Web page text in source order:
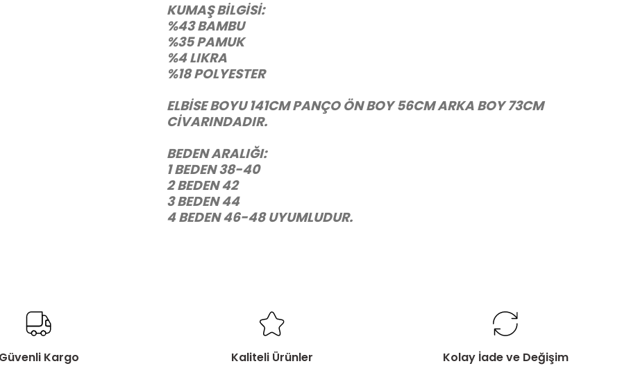
KUMAŞ BİLGİSİ:
%43 BAMBU
%35 PAMUK
%4 LIKRA
%18 POLYESTER
ELBİSE BOYU 141CM PANÇO ÖN BOY 56CM ARKA BOY 73CM
CİVARINDADIR.
BEDEN ARALIĞI:
1 BEDEN 38-40
2 BEDEN 42
3 BEDEN 44
4 BEDEN 46-48 UYUMLUDUR.
Güvenli Kargo Kaliteli Ürünler Kolay İade ve Değişim